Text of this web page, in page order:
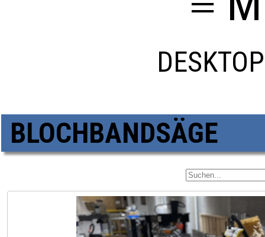
BLOCHBANDSÄGE